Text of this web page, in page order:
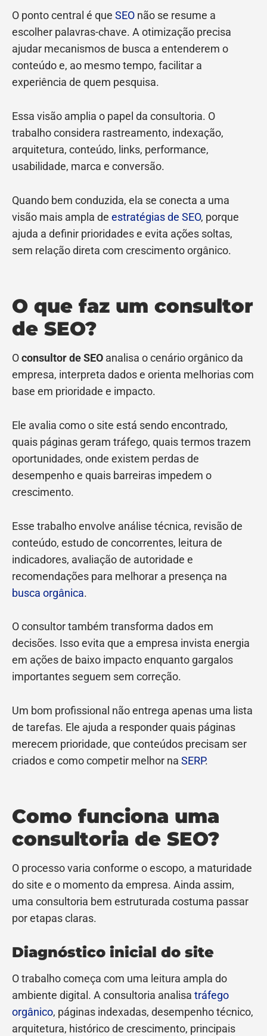
O ponto central é que SEO não se resume a
escolher palavras-chave. A otimização precisa
ajudar mecanismos de busca a entenderem o
conteúdo e, ao mesmo tempo, facilitar a
experiência de quem pesquisa.
Essa visão amplia o papel da consultoria. O
trabalho considera rastreamento, indexação,
arquitetura, conteúdo, links, performance,
usabilidade, marca e conversão.
Quando bem conduzida, ela se conecta a uma
visão mais ampla de estratégias de SEO, porque
ajuda a definir prioridades e evita ações soltas,
sem relação direta com crescimento orgânico.
O que faz um consultor
de SEO?
Oconsultor de SEO analisa o cenário orgânico da
empresa, interpreta dados e orienta melhorias com
base em prioridade e impacto.
Ele avalia como o site está sendo encontrado,
quais páginas geram tráfego, quais termos trazem
oportunidades, onde existem perdas de
desempenho e quais barreiras impedem o
crescimento.
Esse trabalho envolve análise técnica, revisão de
conteúdo, estudo de concorrentes, leitura de
indicadores, avaliação de autoridade e
recomendações para melhorar a presença na
busca orgânica.
O consultor também transforma dados em
decisões. Isso evita que a empresa invista energia
em ações de baixo impacto enquanto gargalos
importantes seguem sem correção.
Um bom profissional não entrega apenas uma lista
de tarefas. Ele ajuda a responder quais páginas
merecem prioridade, que conteúdos precisam ser
criados e como competir melhor na SERP.
Como funciona uma
consultoria de SEO?
O processo varia conforme o escopo, a maturidade
do site e o momento da empresa. Ainda assim,
uma consultoria bem estruturada costuma passar
por etapas claras.
Diagnóstico inicial do site
O trabalho começa com uma leitura ampla do
ambiente digital. A consultoria analisa tráfego
orgânico, páginas indexadas, desempenho técnico,
arquitetura, histórico de crescimento, principais